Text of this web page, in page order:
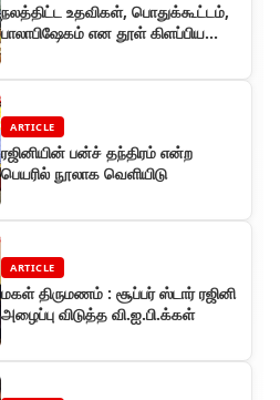
நலத்திட்ட உதவிகள், பொதுக்கூட்டம்,
பாலாபிஷேகம் என தூள் கிளப்பிய
ARTICLE
ரஜினியின் பன்ச் தந்திரம் என்ற
பெயரில் நூலாக வெளியிடு
ARTICLE
மகள் திருமணம் : சூப்பர் ஸ்டார் ரஜினி
அழைப்பு விடுத்த வி.ஐ.பி.க்கள்